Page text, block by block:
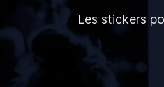
Les stickers